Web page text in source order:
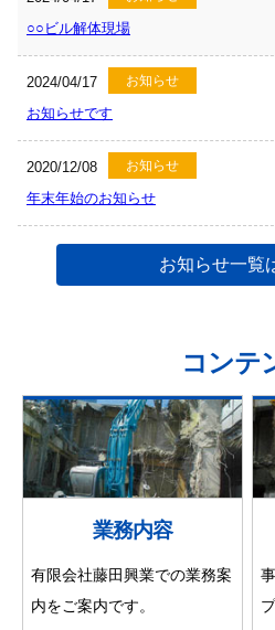
○○ビル解体現場
2024/04/17 お知らせ
お知らせです
2020/12/08 お知らせ
年末年始のお知らせ
お知らせ一覧
コンテ
業務内容
有限会社藤田興業での業務案
内をご案内です。